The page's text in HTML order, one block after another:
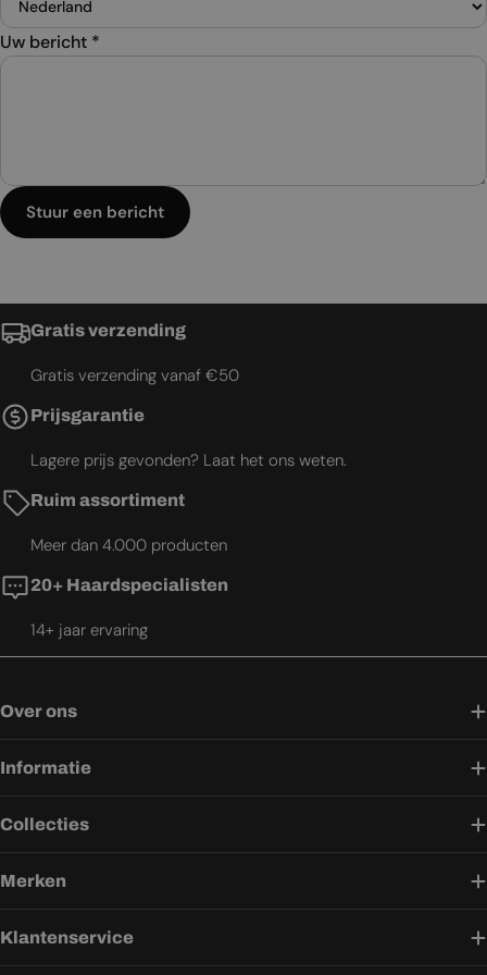
Uw bericht *
Stuur een bericht
Gratis verzending
Gratis verzending vanaf €50
Prijsgarantie
Lagere prijs gevonden? Laat het ons weten.
Ruim assortiment
Meer dan 4.000 producten
20+ Haardspecialisten
14+ jaar ervaring
Over ons
Informatie
Collecties
Merken
Klantenservice